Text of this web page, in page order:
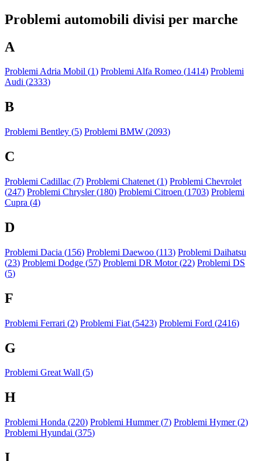
Problemi automobili divisi per marche
A
Problemi Adria Mobil (1) Problemi Alfa Romeo (1414) Problemi
Audi (2333)
B
Problemi Bentley (5) Problemi BMW (2093)
C
Problemi Cadillac (7) Problemi Chatenet (1) Problemi Chevrolet
(247) Problemi Chrysler (180) Problemi Citroen (1703) Problemi
Cupra (4)
D
Problemi Dacia (156) Problemi Daewoo (113) Problemi Daihatsu
(23) Problemi Dodge (57) Problemi DR Motor (22) Problemi DS
(5)
F
Problemi Ferrari (2) Problemi Fiat (5423) Problemi Ford (2416)
G
Problemi Great Wall (5)
H
Problemi Honda (220) Problemi Hummer (7) Problemi Hymer (2)
Problemi Hyundai (375)
I